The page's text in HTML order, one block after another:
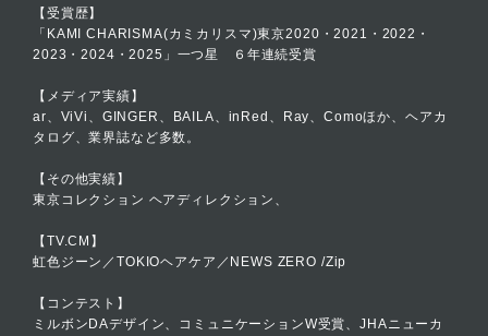
【受賞歴】
「KAMI CHARISMA(カミカリスマ)東京2020・2021・2022・
2023・2024・2025」一つ星 ６年連続受賞
【メディア実績】
ar、ViVi、GINGER、BAILA、inRed、Ray、Comoほか、ヘアカ
タログ、業界誌など多数。
【その他実績】
東京コレクション ヘアディレクション、
【TV.CM】
虹色ジーン／TOKIOヘアケア／NEWS ZERO /Zip
【コンテスト】
ミルボンDAデザイン、コミュニケーションW受賞、JHAニューカ